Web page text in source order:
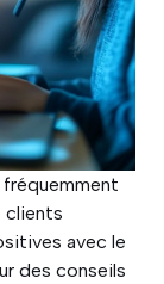
clients
avec le
des conseils